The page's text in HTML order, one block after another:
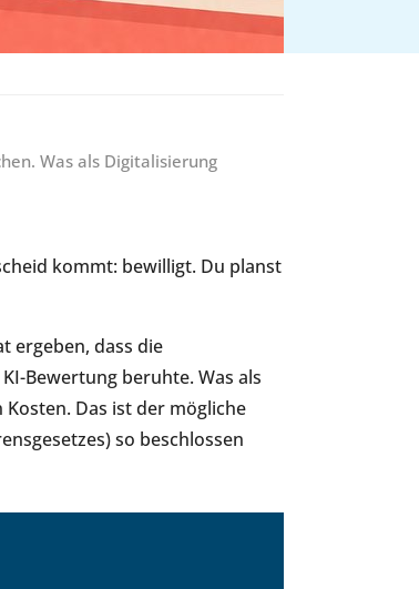
Was als Digitalisierung
kommt: bewilligt. Du planst
ergeben, dass die
Bewertung beruhte. Was als
Das ist der mögliche
so beschlossen